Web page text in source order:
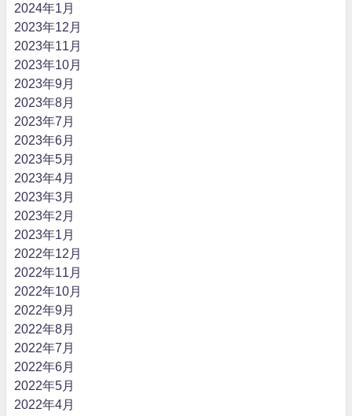
2024年1月
2023年12月
2023年11月
2023年10月
2023年9月
2023年8月
2023年7月
2023年6月
2023年5月
2023年4月
2023年3月
2023年2月
2023年1月
2022年12月
2022年11月
2022年10月
2022年9月
2022年8月
2022年7月
2022年6月
2022年5月
2022年4月